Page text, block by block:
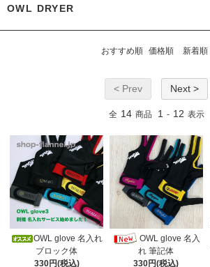
OWL DRYER
おすすめ順 価格順 新着順
< Prev Next >
全 14 商品 1 - 12 表示
OWL glove 名入れ
ブロック体
330円(税込)
OWL glove 名入
れ 筆記体
330円(税込)